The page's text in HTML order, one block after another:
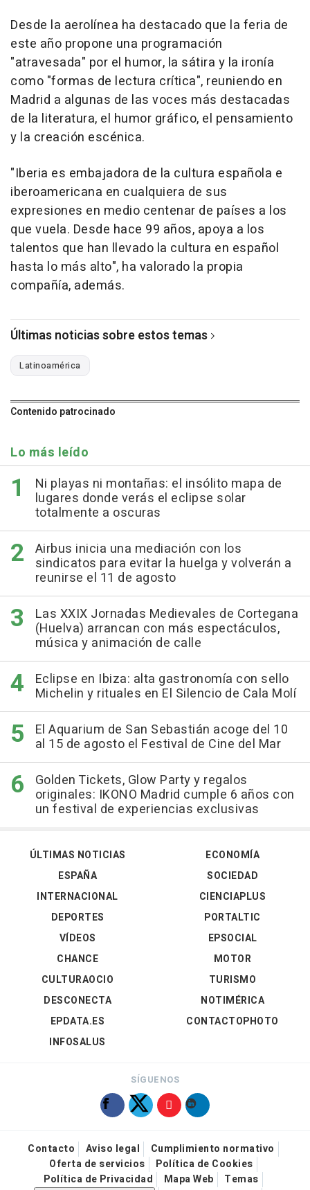
Desde la aerolínea ha destacado que la feria de
este año propone una programación
"atravesada" por el humor, la sátira y la ironía
como "formas de lectura crítica", reuniendo en
Madrid a algunas de las voces más destacadas
de la literatura, el humor gráfico, el pensamiento
y la creación escénica.
"Iberia es embajadora de la cultura española e
iberoamericana en cualquiera de sus
expresiones en medio centenar de países a los
que vuela. Desde hace 99 años, apoya a los
talentos que han llevado la cultura en español
hasta lo más alto", ha valorado la propia
compañía, además.
Últimas noticias sobre estos temas
Latinoamérica
Contenido patrocinado
Lo más leído
Ni playas ni montañas: el insólito mapa de
lugares donde verás el eclipse solar
totalmente a oscuras
Airbus inicia una mediación con los
sindicatos para evitar la huelga y volverán a
reunirse el 11 de agosto
Las XXIX Jornadas Medievales de Cortegana
(Huelva) arrancan con más espectáculos,
música y animación de calle
Eclipse en Ibiza: alta gastronomía con sello
Michelin y rituales en El Silencio de Cala Molí
El Aquarium de San Sebastián acoge del 10
al 15 de agosto el Festival de Cine del Mar
Golden Tickets, Glow Party y regalos
originales: IKONO Madrid cumple 6 años con
un festival de experiencias exclusivas
ÚLTIMAS NOTICIAS
ESPAÑA
INTERNACIONAL
DEPORTES
VÍDEOS
ECONOMÍA
SOCIEDAD
CIENCIAPLUS
PORTALTIC
EPSOCIAL
CHANCE
CULTURAOCIO
DESCONECTA
EPDATA.ES
INFOSALUS
MOTOR
TURISMO
NOTIMÉRICA
CONTACTOPHOTO
SÍGUENOS
Contacto Aviso legal
Cumplimiento normativo
Oferta de servicios
Política de Cookies
Política de Privacidad
Mapa Web
Temas